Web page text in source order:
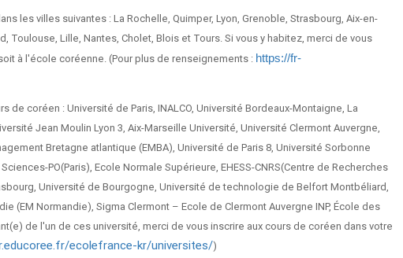
les villes suivantes : La Rochelle, Quimper, Lyon, Grenoble, Strasbourg, Aix-en-
Toulouse, Lille, Nantes, Cholet, Blois et Tours. Si vous y habitez, merci de vous
à l'école coréenne. (Pour plus de renseignements : https://fr-
coréen : Université de Paris, INALCO, Université Bordeaux-Montaigne, La
Jean Moulin Lyon 3, Aix-Marseille Université, Université Clermont Auvergne,
Bretagne atlantique (EMBA), Université de Paris 8, Université Sorbonne
PO(Paris), Ecole Normale Supérieure, EHESS-CNRS(Centre de Recherches
Université de Bourgogne, Université de technologie de Belfort Montbéliard,
(EM Normandie), Sigma Clermont – Ecole de Clermont Auvergne INP, École des
de l'un de ces université, merci de vous inscrire aux cours de coréen dans votre
ecolefrance-kr/universites/)